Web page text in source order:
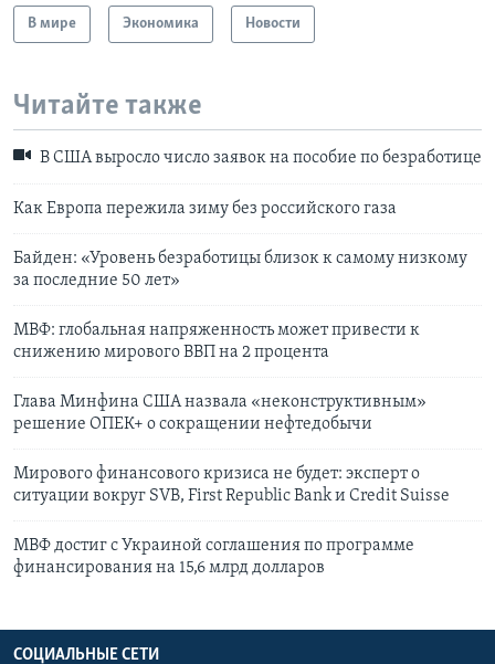
В мире Экономика Новости
Читайте также
В США выросло число заявок на пособие по безработице
Как Европа пережила зиму без российского газа
Байден: «Уровень безработицы близок к самому низкому
за последние 50 лет»
МВФ: глобальная напряженность может привести к
снижению мирового ВВП на 2 процента
Глава Минфина США назвала «неконструктивным»
решение ОПЕК+ о сокращении нефтедобычи
Мирового финансового кризиса не будет: эксперт о
ситуации вокруг SVB, First Republic Bank и Credit Suisse
МВФ достиг с Украиной соглашения по программе
финансирования на 15,6 млрд долларов
СОЦИАЛЬНЫЕ СЕТИ